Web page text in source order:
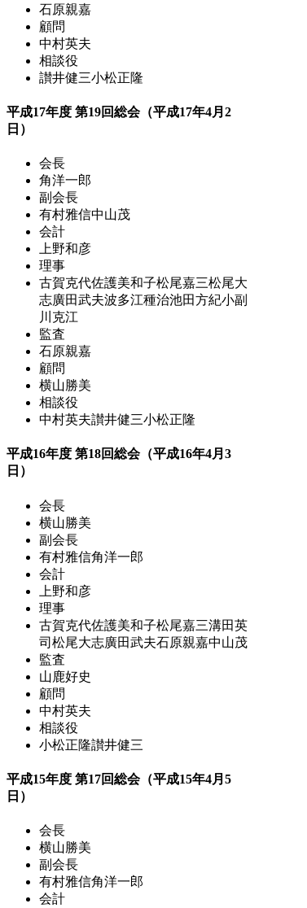
石原親嘉
顧問
中村英夫
相談役
讃井健三小松正隆
平成17年度 第19回総会（平成17年4月2
日）
会長
角洋一郎
副会長
有村雅信中山茂
会計
上野和彦
理事
古賀克代佐護美和子松尾嘉三松尾大
志廣田武夫波多江種治池田方紀小副
川克江
監査
石原親嘉
顧問
横山勝美
相談役
中村英夫讃井健三小松正隆
平成16年度 第18回総会（平成16年4月3
日）
会長
横山勝美
副会長
有村雅信角洋一郎
会計
上野和彦
理事
古賀克代佐護美和子松尾嘉三溝田英
司 松尾大志廣田武夫石原親嘉中山茂
監査
山鹿好史
顧問
中村英夫
相談役
小松正隆讃井健三
平成15年度 第17回総会（平成15年4月5
日）
会長
横山勝美
副会長
有村雅信角洋一郎
会計